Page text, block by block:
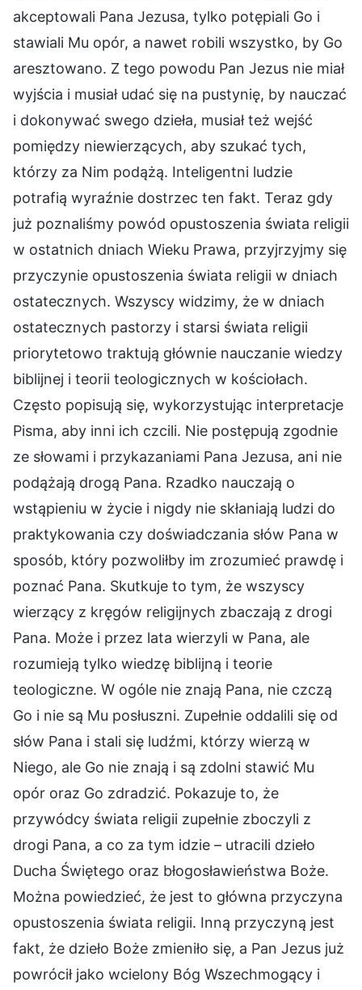
akceptowali Pana Jezusa, tylko potępiali Go i
stawiali Mu opór, a nawet robili wszystko, by Go
aresztowano. Z tego powodu Pan Jezus nie miał
wyjścia i musiał udać się na pustynię, by nauczać
i dokonywać swego dzieła, musiał też wejść
pomiędzy niewierzących, aby szukać tych,
którzy za Nim podążą. Inteligentni ludzie
potrafią wyraźnie dostrzec ten fakt. Teraz gdy
już poznaliśmy powód opustoszenia świata religii
w ostatnich dniach Wieku Prawa, przyjrzyjmy się
przyczynie opustoszenia świata religii w dniach
ostatecznych. Wszyscy widzimy, że w dniach
ostatecznych pastorzy i starsi świata religii
priorytetowo traktują głównie nauczanie wiedzy
biblijnej i teorii teologicznych w kościołach.
Często popisują się, wykorzystując interpretacje
Pisma, aby inni ich czcili. Nie postępują zgodnie
ze słowami i przykazaniami Pana Jezusa, ani nie
podążają drogą Pana. Rzadko nauczają o
wstąpieniu w życie i nigdy nie skłaniają ludzi do
praktykowania czy doświadczania słów Pana w
sposób, który pozwoliłby im zrozumieć prawdę i
poznać Pana. Skutkuje to tym, że wszyscy
wierzący z kręgów religijnych zbaczają z drogi
Pana. Może i przez lata wierzyli w Pana, ale
rozumieją tylko wiedzę biblijną i teorie
teologiczne. W ogóle nie znają Pana, nie czczą
Go i nie są Mu posłuszni. Zupełnie oddalili się od
słów Pana i stali się ludźmi, którzy wierzą w
Niego, ale Go nie znają i są zdolni stawić Mu
opór oraz Go zdradzić. Pokazuje to, że
przywódcy świata religii zupełnie zboczyli z
drogi Pana, a co za tym idzie – utracili dzieło
Ducha Świętego oraz błogosławieństwa Boże.
Można powiedzieć, że jest to główna przyczyna
opustoszenia świata religii. Inną przyczyną jest
fakt, że dzieło Boże zmieniło się, a Pan Jezus już
powrócił jako wcielony Bóg Wszechmogący i